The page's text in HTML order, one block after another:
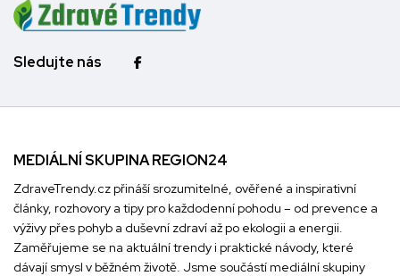
Sledujte nás
MEDIÁLNÍ SKUPINA REGION24
ZdraveTrendy.cz přináší srozumitelné, ověřené a inspirativní
články, rozhovory a tipy pro každodenní pohodu – od prevence a
výživy přes pohyb a duševní zdraví až po ekologii a energii.
Zaměřujeme se na aktuální trendy i praktické návody, které
dávají smysl v běžném životě. Jsme součástí mediální skupiny